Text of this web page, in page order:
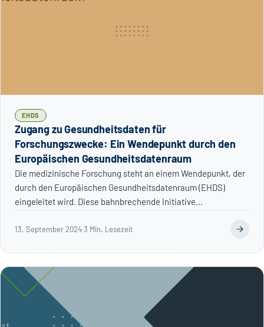
EHDS
Zugang zu Gesundheitsdaten für
Forschungszwecke: Ein Wendepunkt durch den
Europäischen Gesundheitsdatenraum
Die medizinische Forschung steht an einem Wendepunkt, der
durch den Europäischen Gesundheitsdatenraum (EHDS)
eingeleitet wird. Diese bahnbrechende Initiative...
13. September 2024·3 Min. Lesezeit